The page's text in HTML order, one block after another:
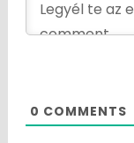
0 COMMENTS